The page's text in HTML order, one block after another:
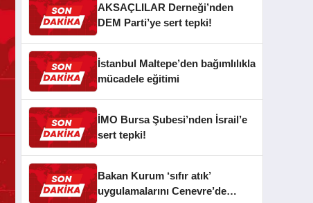
AKSAÇLILAR Derneği’nden
DEM Parti’ye sert tepki!
İstanbul Maltepe’den bağımlılıkla
mücadele eğitimi
İMO Bursa Şubesi’nden İsrail’e
sert tepki!
Bakan Kurum ‘sıfır atık’
uygulamalarını Cenevre’de